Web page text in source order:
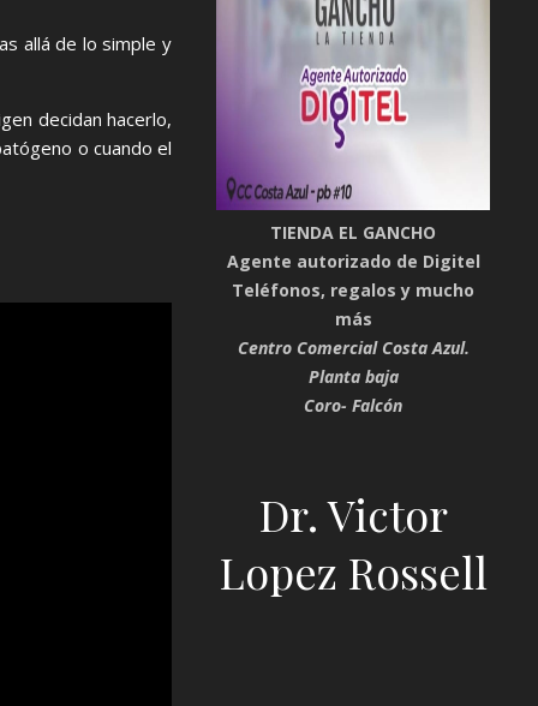
allá de lo simple y
decidan hacerlo,
o cuando el
TIENDA EL GANCHO
Agente autorizado de Digitel
Teléfonos, regalos y mucho
más
Centro Comercial Costa Azul.
Planta baja
Coro- Falcón
Dr. Victor
Lopez Rossell